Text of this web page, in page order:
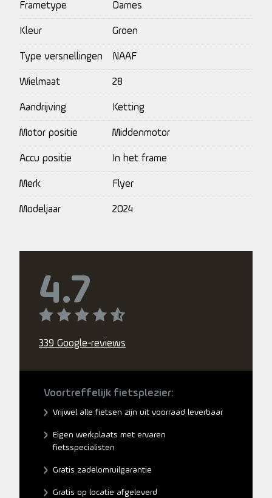
Frametype Dames
Kleur Groen
Type versnellingen NAAF
Wielmaat 28
Aandrijving Ketting
Motor positie Middenmotor
Accu positie In het frame
Merk Flyer
Modeljaar 2024
4.7
339 Google-reviews
Voortreffelijk fietsplezier:
Vrijwel alle fietsen zijn uit voorraad leverbaar
Eigen werkplaats met ervaren
fietsspecialisten
Gratis zadelomruilgarantie
Gratis op locatie afgeleverd